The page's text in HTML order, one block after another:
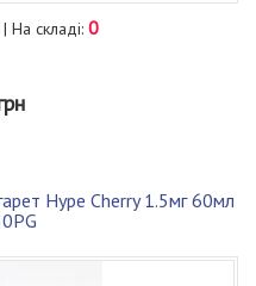
| На складі: 0
Hype Cherry 1.5мг 60мл